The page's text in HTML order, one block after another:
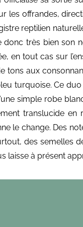
les offrandes,
reptilien
très bien son
en tout cas sur
tons aux
turquoise. Ce
simple robe
translucide en
le change. Des
des semelles
laisse à présent